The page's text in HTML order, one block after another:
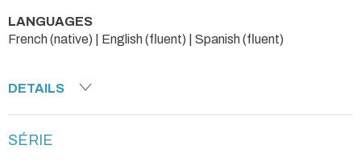
LANGUAGES
French (native) | English (fluent) | Spanish (fluent)
DETAILS
SÉRIE